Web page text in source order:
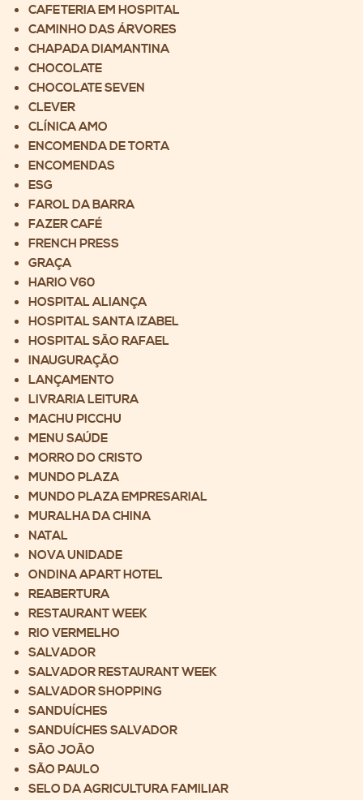
CAFETERIA EM HOSPITAL
CAMINHO DAS ÁRVORES
CHAPADA DIAMANTINA
CHOCOLATE
CHOCOLATE SEVEN
CLEVER
CLÍNICA AMO
ENCOMENDA DE TORTA
ENCOMENDAS
ESG
FAROL DA BARRA
FAZER CAFÉ
FRENCH PRESS
GRAÇA
HARIO V60
HOSPITAL ALIANÇA
HOSPITAL SANTA IZABEL
HOSPITAL SÃO RAFAEL
INAUGURAÇÃO
LANÇAMENTO
LIVRARIA LEITURA
MACHU PICCHU
MENU SAÚDE
MORRO DO CRISTO
MUNDO PLAZA
MUNDO PLAZA EMPRESARIAL
MURALHA DA CHINA
NATAL
NOVA UNIDADE
ONDINA APART HOTEL
REABERTURA
RESTAURANT WEEK
RIO VERMELHO
SALVADOR
SALVADOR RESTAURANT WEEK
SALVADOR SHOPPING
SANDUÍCHES
SANDUÍCHES SALVADOR
SÃO JOÃO
SÃO PAULO
SELO DA AGRICULTURA FAMILIAR